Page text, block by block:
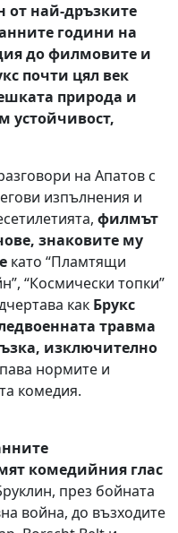
от най-дръзките
години на
до филмовите и
почти цял век
природа и
устойчивост,
на Апатов с
изпълнения и
филмът
знаковите му
като “Пламтящи
“Космически топки”
как Брукс
травма
изключително
нормите и
комедия.
комедийния глас
през бойната
война, до възходите